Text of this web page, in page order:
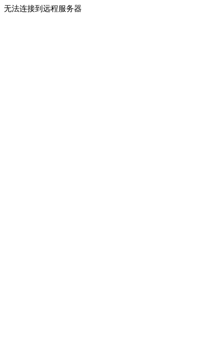
无法连接到远程服务器